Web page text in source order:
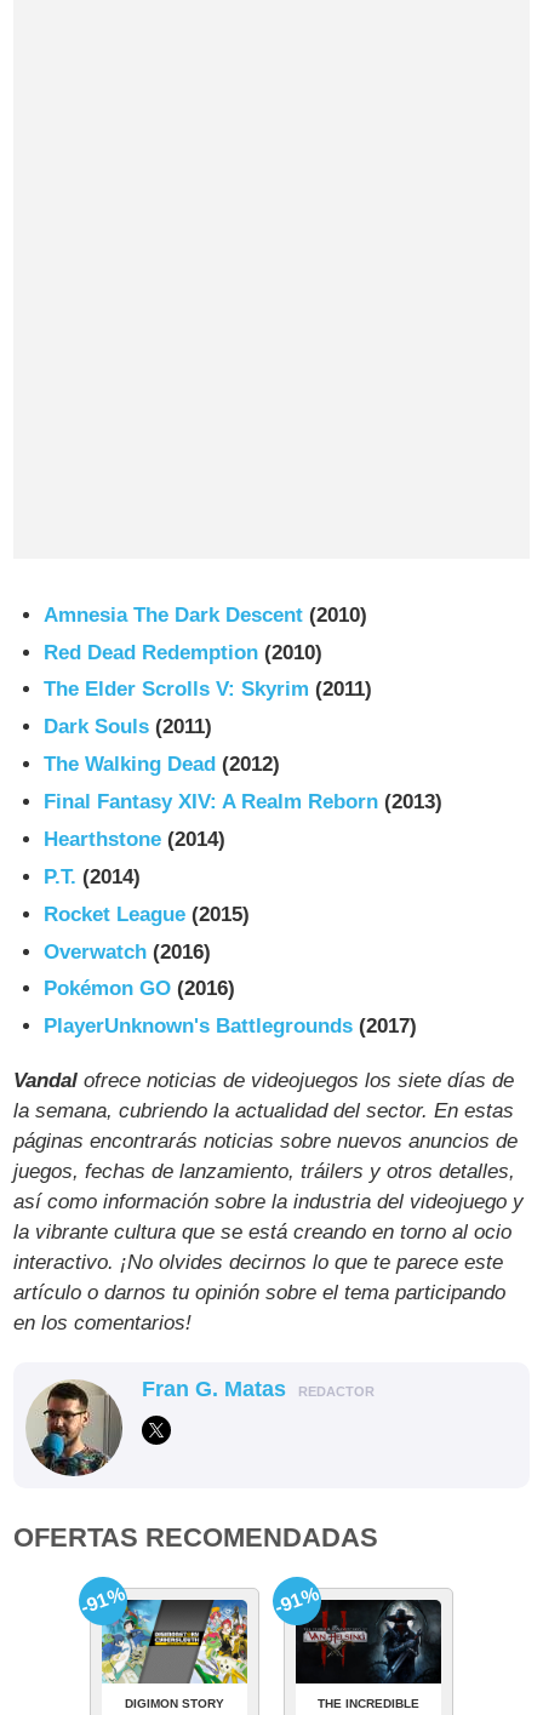
Amnesia The Dark Descent (2010)
Red Dead Redemption (2010)
The Elder Scrolls V: Skyrim (2011)
Dark Souls (2011)
The Walking Dead (2012)
Final Fantasy XIV: A Realm Reborn (2013)
Hearthstone (2014)
P.T. (2014)
Rocket League (2015)
Overwatch (2016)
Pokémon GO (2016)
PlayerUnknown's Battlegrounds (2017)
Vandal ofrece noticias de videojuegos los siete días de
la semana, cubriendo la actualidad del sector. En estas
páginas encontrarás noticias sobre nuevos anuncios de
juegos, fechas de lanzamiento, tráilers y otros detalles,
así como información sobre la industria del videojuego y
la vibrante cultura que se está creando en torno al ocio
interactivo. ¡No olvides decirnos lo que te parece este
artículo o darnos tu opinión sobre el tema participando
en los comentarios!
Fran G. Matas REDACTOR
OFERTAS RECOMENDADAS
DIGIMON STORY
-91%
THE INCREDIBLE
-91%